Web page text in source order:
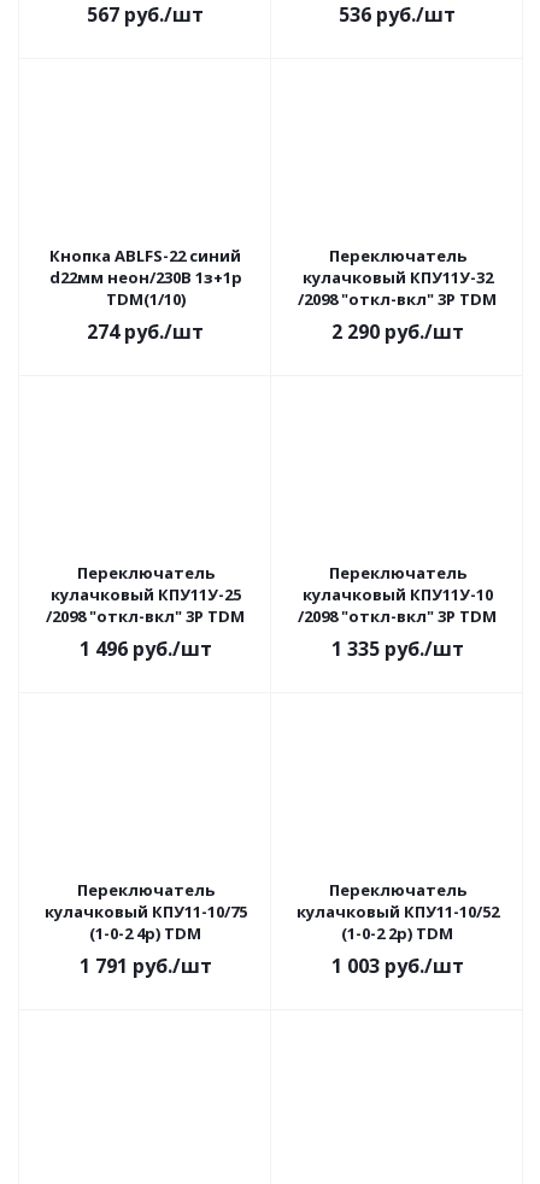
567 руб./шт 536 руб./шт
Кнопка ABLFS-22 синий
d22мм неон/230В 1з+1р
TDM(1/10)
274руб./шт
Переключатель
кулачковый КПУ11У-32
/2098 "откл-вкл" 3Р TDM
2 290руб./шт
Переключатель
кулачковый КПУ11У-25
/2098 "откл-вкл" 3Р TDM
1 496руб./шт
Переключатель
кулачковый КПУ11У-10
/2098 "откл-вкл" 3Р TDM
1 335руб./шт
Переключатель
кулачковый КПУ11-10/75
(1-0-2 4р) TDM
1 791 руб./шт
Переключатель
кулачковый КПУ11-10/52
(1-0-2 2р) TDM
1 003руб./шт